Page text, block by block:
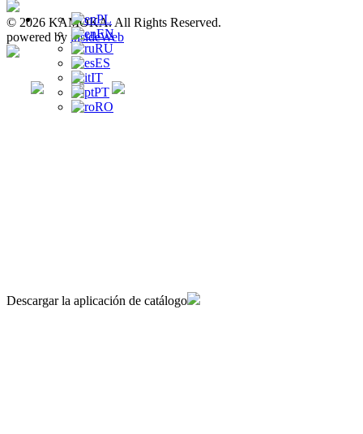
PL
EN
RU
ES
IT
PT
RO
© 2026 KAMOKA. All Rights Reserved.
powered by insideWeb
Descargar la aplicación de catálogo